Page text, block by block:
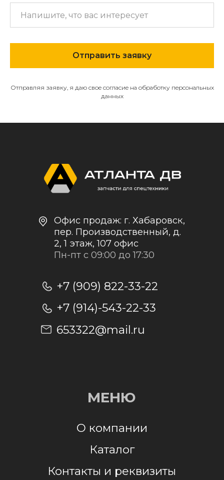
Отправить заявку
Отправляя заявку, я даю свое согласие на обработку персональных
данных
МЕНЮ
Каталог
Доставка и оплата
653322@mail.ru
Отправляя заявку, я даю согласие на
обработку персональных данных